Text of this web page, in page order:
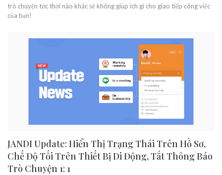
trò chuyện tức thời nào khác sẽ không giúp ích gì cho giao tiếp công việc
của bạn!
JANDI Update: Hiển Thị Trạng Thái Trên Hồ Sơ,
Chế Độ Tối Trên Thiết Bị Di Động, Tắt Thông Báo
Trò Chuyện 1: 1